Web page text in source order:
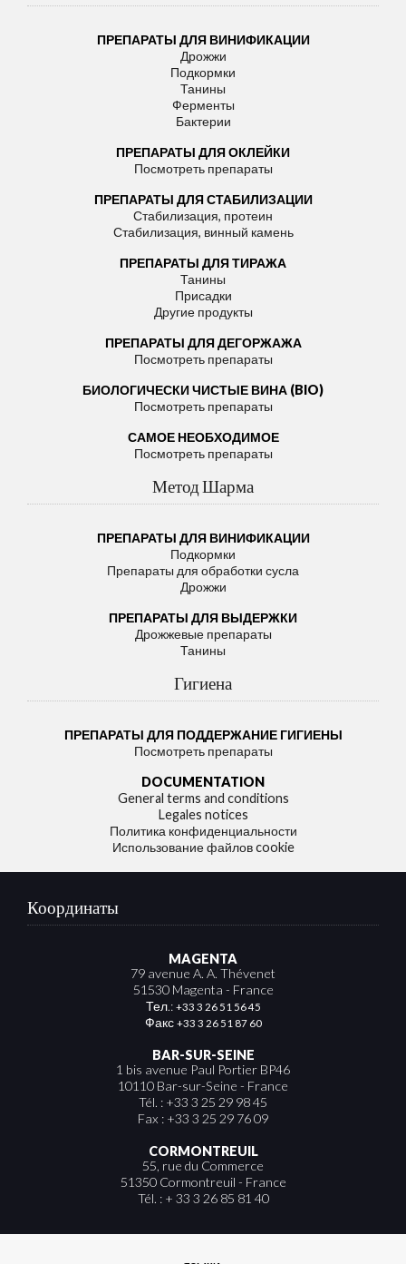
ПРЕПАРАТЫ ДЛЯ ВИНИФИКАЦИИ
Дрожжи
Подкормки
Танины
Ферменты
Бактерии
ПРЕПАРАТЫ ДЛЯ ОКЛЕЙКИ
Посмотреть препараты
ПРЕПАРАТЫ ДЛЯ СТАБИЛИЗАЦИИ
Стабилизация, протеин
Стабилизация, винный камень
ПРЕПАРАТЫ ДЛЯ ТИРАЖА
Танины
Присадки
Другие продукты
ПРЕПАРАТЫ ДЛЯ ДЕГОРЖАЖА
Посмотреть препараты
БИОЛОГИЧЕСКИ ЧИСТЫЕ ВИНА (BIO)
Посмотреть препараты
САМОЕ НЕОБХОДИМОЕ
Посмотреть препараты
Метод Шарма
ПРЕПАРАТЫ ДЛЯ ВИНИФИКАЦИИ
Подкормки
Препараты для обработки сусла
Дрожжи
ПРЕПАРАТЫ ДЛЯ ВЫДЕРЖКИ
Дрожжевые препараты
Танины
Гигиена
ПРЕПАРАТЫ ДЛЯ ПОДДЕРЖАНИЕ ГИГИЕНЫ
Посмотреть препараты
DOCUMENTATION
General terms and conditions
Legales notices
Политика конфиденциальности
Использование файлов cookie
Координаты
MAGENTA
79 avenue A. A. Thévenet
51530 Magenta - France
Тел.: +33 3 26 51 56 45
Факс +33 3 26 51 87 60
BAR-SUR-SEINE
1 bis avenue Paul Portier BP46
10110 Bar-sur-Seine - France
Tél. : +33 3 25 29 98 45
Fax : +33 3 25 29 76 09
CORMONTREUIL
55, rue du Commerce
51350 Cormontreuil - France
Tél. : + 33 3 26 85 81 40